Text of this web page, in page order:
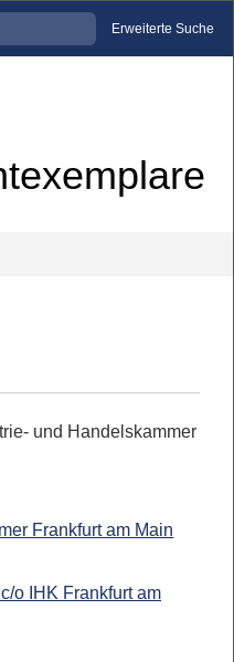
Erweiterte Suche
und Handelskammer
Frankfurt am Main
o IHK Frankfurt am